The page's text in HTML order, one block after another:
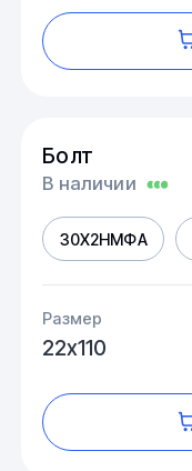
Болт
В наличии
30Х2НМФА
Размер
22х110